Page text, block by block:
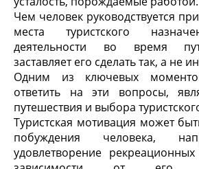
Чем человек руководствуется
места туристского
деятельности во время
заставляет его сделать так, а не
Одним из ключевых
ответить на эти вопросы,
путешествия и выбора
Туристская мотивация может
побуждения человека,
удовлетворение